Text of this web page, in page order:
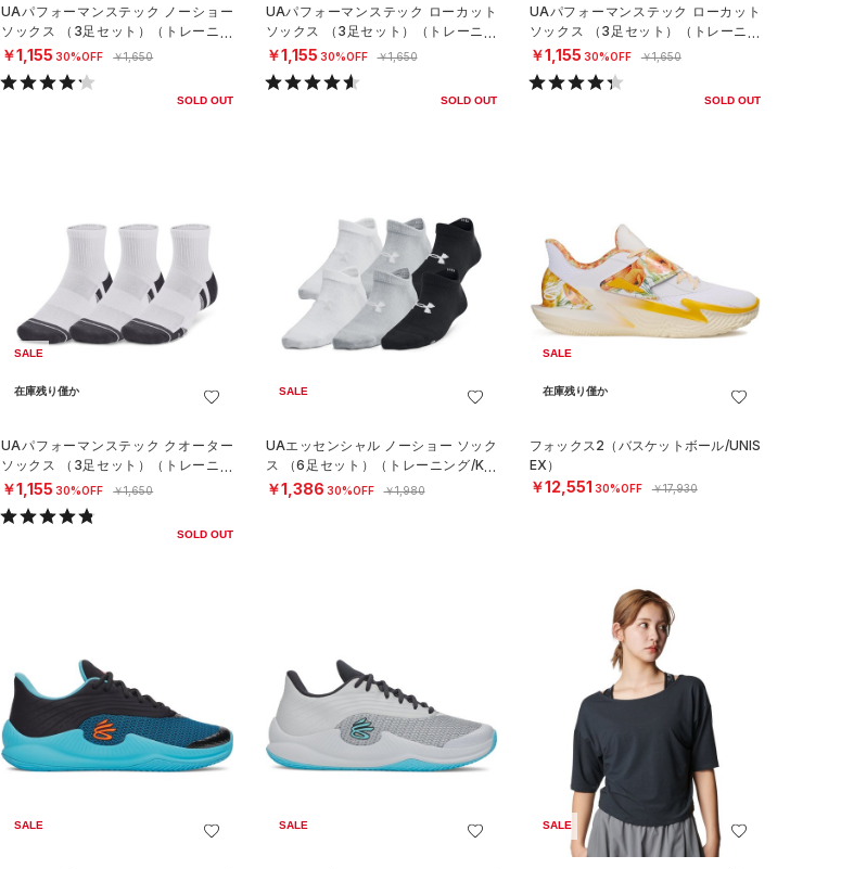
UAパフォーマンステック ノーショー
ソックス （3足セット）（トレーニン
グ/UNISEX）
￥1,155 30%OFF ￥1,650
SOLD OUT
UAパフォーマンステック ローカット
ソックス （3足セット）（トレーニン
グ/UNISEX）
￥1,155 30%OFF ￥1,650
SOLD OUT
UAパフォーマンステック ローカット
ソックス （3足セット）（トレーニン
グ/UNISEX）
￥1,155 30%OFF ￥1,650
SOLD OUT
SALE
在庫残り僅か
UAパフォーマンステック クオーター
ソックス （3足セット）（トレーニン
グ/UNISEX）
￥1,155 30%OFF ￥1,650
SOLD OUT
SALE
UAエッセンシャル ノーショー ソック
ス （6足セット）（トレーニング/KID
S）
￥1,386 30%OFF ￥1,980
SALE
在庫残り僅か
フォックス2（バスケットボール/UNIS
EX）
￥12,551 30%OFF ￥17,930
SALE SALE SALE